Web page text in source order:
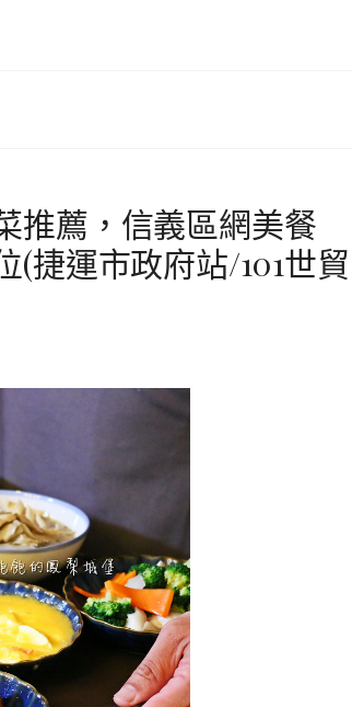
推薦，信義區網美餐
(捷運市政府站/101世貿